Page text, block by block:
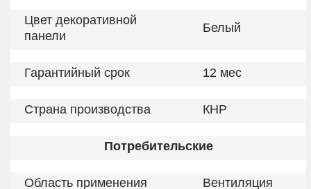
Цвет декоративной
панели
Белый
Гарантийный срок 12 мес
Страна производства КНР
Потребительские
Область применения Вентиляция